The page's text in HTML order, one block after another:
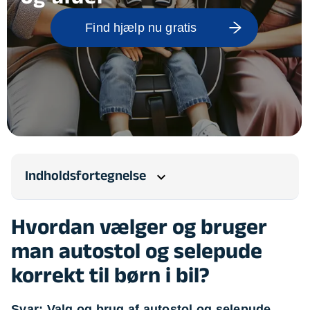
Find hjælp nu gratis
Indholdsfortegnelse expand_more
Hvordan vælger og bruger
man autostol og selepude
korrekt til børn i bil?